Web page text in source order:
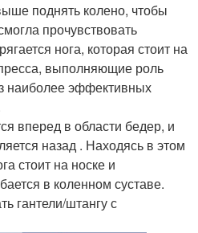
поднять колено, чтобы
прочувствовать
нога, которая стоит на
выполняющие роль
наиболее эффективных
вперед в области бедер, и
назад . Находясь в этом
стоит на носке и
в коленном суставе.
гантели/штангу с